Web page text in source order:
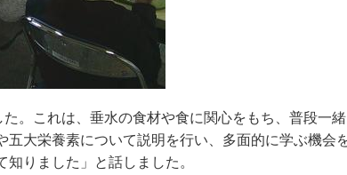
。これは、垂水の食材や食に関心をもち、普段一
大栄養素について説明を行い、多面的に学ぶ機
りました」と話しました。